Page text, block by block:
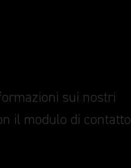
sui nostri
il modulo di contatto